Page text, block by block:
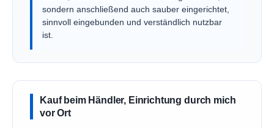
sondern anschließend auch sauber eingerichtet,
sinnvoll eingebunden und verständlich nutzbar
ist.
Kauf beim Händler, Einrichtung durch mich
vor Ort